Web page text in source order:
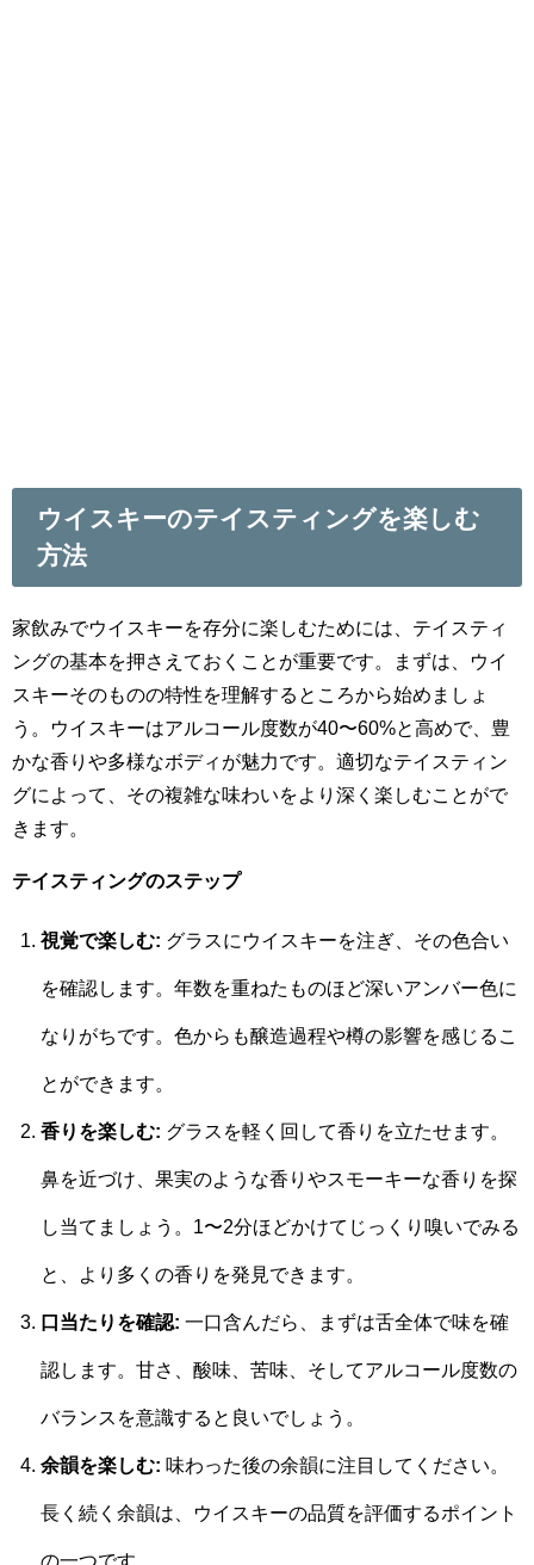
ウイスキーのテイスティングを楽しむ
方法
家飲みでウイスキーを存分に楽しむためには、テイスティ
ングの基本を押さえておくことが重要です。まずは、ウイ
スキーそのものの特性を理解するところから始めましょ
う。ウイスキーはアルコール度数が40〜60%と高めで、豊
かな香りや多様なボディが魅力です。適切なテイスティン
グによって、その複雑な味わいをより深く楽しむことがで
きます。
テイスティングのステップ
視覚で楽しむ: グラスにウイスキーを注ぎ、その色合い
を確認します。年数を重ねたものほど深いアンバー色に
なりがちです。色からも醸造過程や樽の影響を感じるこ
とができます。
香りを楽しむ: グラスを軽く回して香りを立たせます。
鼻を近づけ、果実のような香りやスモーキーな香りを探
し当てましょう。1〜2分ほどかけてじっくり嗅いでみる
と、より多くの香りを発見できます。
口当たりを確認: 一口含んだら、まずは舌全体で味を確
認します。甘さ、酸味、苦味、そしてアルコール度数の
バランスを意識すると良いでしょう。
余韻を楽しむ: 味わった後の余韻に注目してください。
長く続く余韻は、ウイスキーの品質を評価するポイント
の一つです。